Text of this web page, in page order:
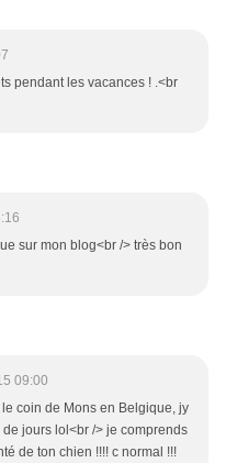
pendant les vacances ! .<br
sur mon blog<br /> très bon
09:00
coin de Mons en Belgique, jy
jours lol<br /> je comprends
de ton chien !!!! c normal !!!